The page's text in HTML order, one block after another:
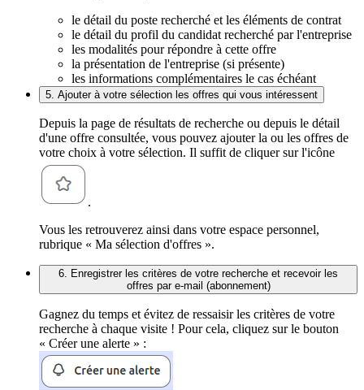
le détail du poste recherché et les éléments de contrat
le détail du profil du candidat recherché par l'entreprise
les modalités pour répondre à cette offre
la présentation de l'entreprise (si présente)
les informations complémentaires le cas échéant
5. Ajouter à votre sélection les offres qui vous intéressent
Depuis la page de résultats de recherche ou depuis le détail
d'une offre consultée, vous pouvez ajouter la ou les offres de
votre choix à votre sélection. Il suffit de cliquer sur l'icône
.
Vous les retrouverez ainsi dans votre espace personnel,
rubrique « Ma sélection d'offres ».
6. Enregistrer les critères de votre recherche et recevoir les
offres par e-mail (abonnement)
Gagnez du temps et évitez de ressaisir les critères de votre
recherche à chaque visite ! Pour cela, cliquez sur le bouton
« Créer une alerte » :